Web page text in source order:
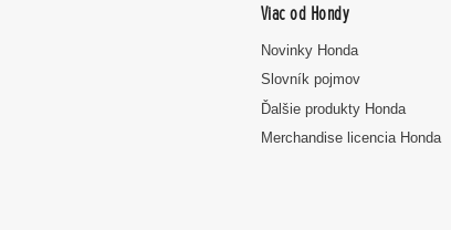
Viac od Hondy
Novinky Honda
Slovník pojmov
Ďalšie produkty Honda
Merchandise licencia Honda